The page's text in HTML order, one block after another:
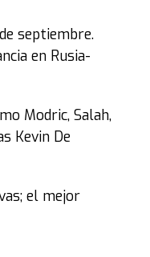
septiembre.
en Rusia-
Modric, Salah,
Kevin De
el mejor